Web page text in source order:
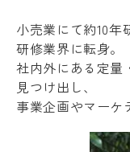
小売業にて約10年
研修業界に転身。
社内外にある定量
見つけ出し、
事業企画やマーケ